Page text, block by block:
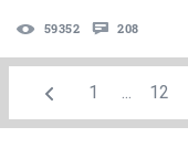
59352 208
1 ... 12